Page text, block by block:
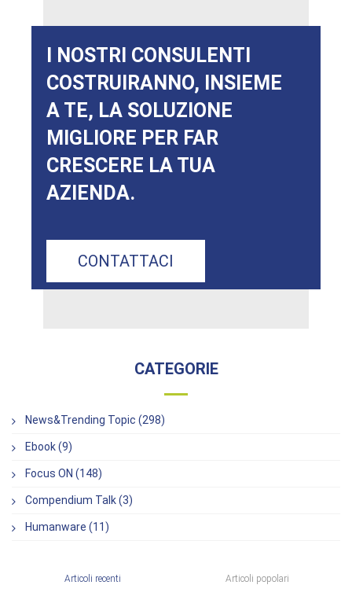
I NOSTRI CONSULENTI
COSTRUIRANNO, INSIEME
A TE, LA SOLUZIONE
MIGLIORE PER FAR
CRESCERE LA TUA
AZIENDA.
CONTATTACI
CATEGORIE
News&Trending Topic (298)
Ebook (9)
Focus ON (148)
Compendium Talk (3)
Humanware (11)
Articoli recenti Articoli popolari